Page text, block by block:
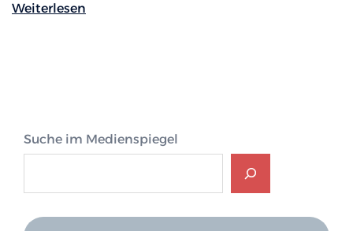
Weiterlesen
Suche im Medienspiegel